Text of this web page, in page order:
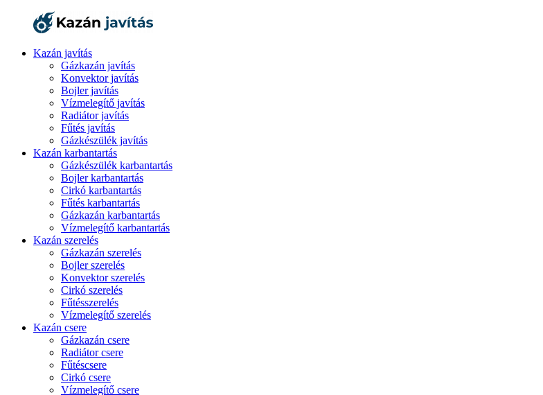
Kazán javítás
Gázkazán javítás
Konvektor javítás
Bojler javítás
Vízmelegítő javítás
Radiátor javítás
Fűtés javítás
Gázkészülék javítás
Kazán karbantartás
Gázkészülék karbantartás
Bojler karbantartás
Cirkó karbantartás
Fűtés karbantartás
Gázkazán karbantartás
Vízmelegítő karbantartás
Kazán szerelés
Gázkazán szerelés
Bojler szerelés
Konvektor szerelés
Cirkó szerelés
Fűtésszerelés
Vízmelegítő szerelés
Kazán csere
Gázkazán csere
Radiátor csere
Fűtéscsere
Cirkó csere
Vízmelegítő csere